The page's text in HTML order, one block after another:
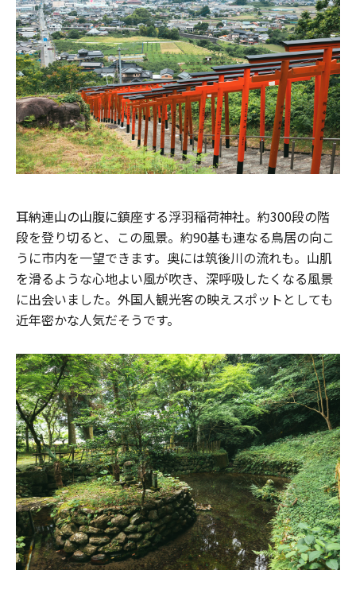
耳納連山の山腹に鎮座する浮羽稲荷神社。約300段の階
段を登り切ると、この風景。約90基も連なる鳥居の向こ
うに市内を一望できます。奥には筑後川の流れも。山肌
を滑るような心地よい風が吹き、深呼吸したくなる風景
に出会いました。外国人観光客の映えスポットとしても
近年密かな人気だそうです。